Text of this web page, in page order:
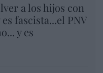
a los hijos con
fascista...el PNV
y es